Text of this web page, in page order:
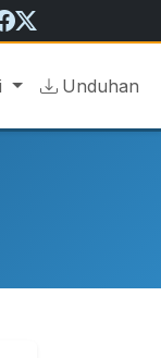
Unduhan